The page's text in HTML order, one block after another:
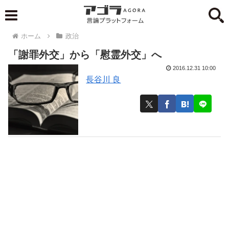
ホーム 政治
「謝罪外交」から「慰霊外交」へ
長谷川 良
2016.12.31 10:00